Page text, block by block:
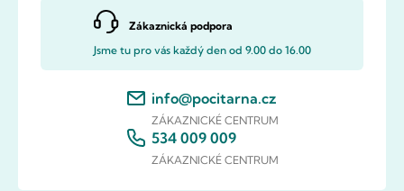
Zákaznická podpora
Jsme tu pro vás každý den od 9.00 do 16.00
info@pocitarna.cz
ZÁKAZNICKÉ CENTRUM
534 009 009
ZÁKAZNICKÉ CENTRUM